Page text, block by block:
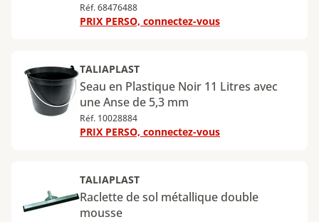
Réf. 68476488
PRIX PERSO, connectez-vous
TALIAPLAST
Seau en Plastique Noir 11 Litres avec
une Anse de 5,3 mm
Réf. 10028884
PRIX PERSO, connectez-vous
TALIAPLAST
Raclette de sol métallique double
mousse